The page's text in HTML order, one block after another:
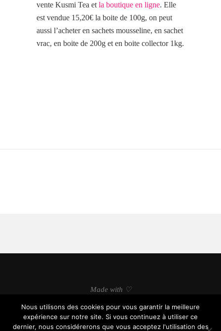
vente Kusmi Tea et la boutique en ligne. Elle
est vendue 15,20€ la boite de 100g, on peut
aussi l’acheter en sachets mousseline, en sachet
vrac, en boite de 200g et en boite collector 1kg.
Made with ♡
Nous utilisons des cookies pour vous garantir la meilleure
expérience sur notre site. Si vous continuez à utiliser ce
dernier, nous considérerons que vous acceptez l'utilisation des